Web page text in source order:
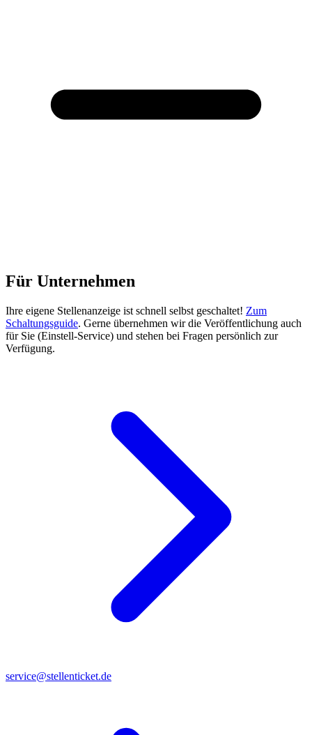
Für Unternehmen
Ihre eigene Stellenanzeige ist schnell selbst geschaltet! Zum
Schaltungsguide. Gerne übernehmen wir die Veröffentlichung auch
für Sie (Einstell-Service) und stehen bei Fragen persönlich zur
Verfügung.
service@stellenticket.de